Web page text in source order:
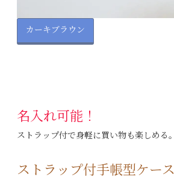
カーキブラウン
名入れ可能！
ストラップ付で身軽に買い物も楽しめる。
ストラップ付手帳型ケー